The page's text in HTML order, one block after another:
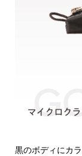
黒のボディにカ